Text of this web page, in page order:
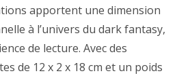
apportent une dimension
à l’univers du dark fantasy,
de lecture. Avec des
de 12 x 2 x 18 cm et un poids